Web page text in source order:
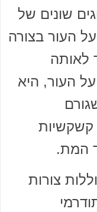
לציין שקיימים 5 סוגים שונים של
העור בצורה
לאותה
העור, היא
קשקשיות
המת.
צורות